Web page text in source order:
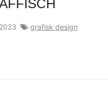
grafisk design